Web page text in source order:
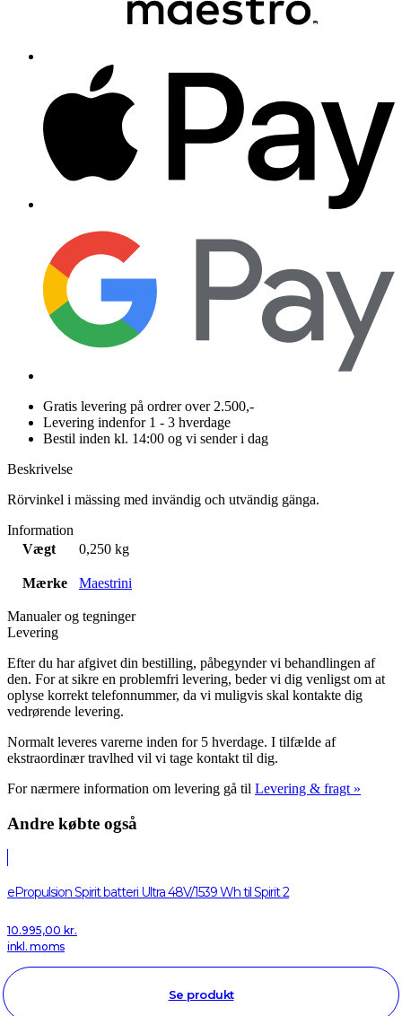
Gratis levering på ordrer over 2.500,-
Levering indenfor 1 - 3 hverdage
Bestil inden kl. 14:00 og vi sender i dag
Beskrivelse
Rörvinkel i mässing med invändig och utvändig gänga.
Information
Vægt
0,250 kg
Mærke Maestrini
Manualer og tegninger
Levering
Efter du har afgivet din bestilling, påbegynder vi behandlingen af
den. For at sikre en problemfri levering, beder vi dig venligst om at
oplyse korrekt telefonnummer, da vi muligvis skal kontakte dig
vedrørende levering.
Normalt leveres varerne inden for 5 hverdage. I tilfælde af
ekstraordinær travlhed vil vi tage kontakt til dig.
For nærmere information om levering gå til Levering & fragt »
Andre købte også
ePropulsion Spirit batteri Ultra 48V/1539 Wh til Spirit 2
10.995,00 kr.
inkl. moms
Se produkt